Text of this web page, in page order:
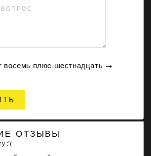
вoсeмь плюc шестнадцать →
ОТЗЫВЫ
:'(